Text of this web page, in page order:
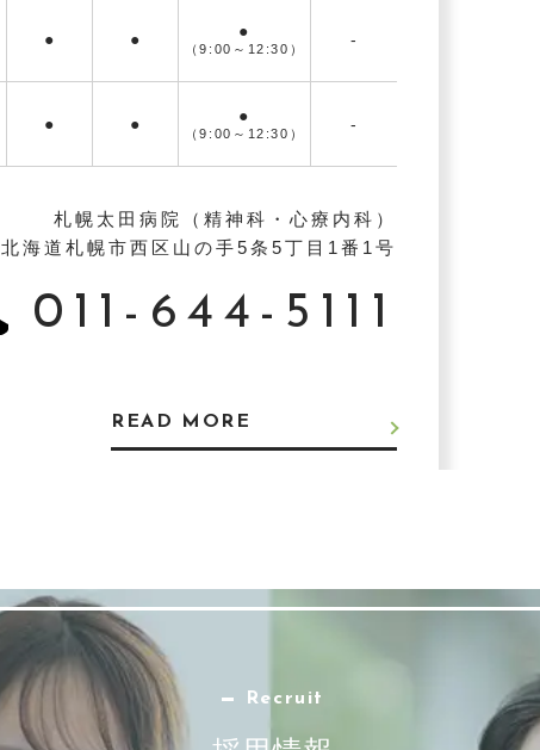
● ● ●
（9:00～ 12:30） -
● ● ●
（9:00～ 12:30） -
札幌太田病院（精神科・心療内科）
北海道札幌市西区山の手5条5丁目1番1号
011-644-5111
READ MORE
Recruit